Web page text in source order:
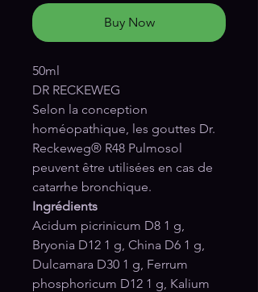
Buy Now
50ml
DR RECKEWEG
Selon la conception
homéopathique, les gouttes Dr.
Reckeweg® R48 Pulmosol
peuvent être utilisées en cas de
catarrhe bronchique.
Ingrédients
Acidum picrinicum D8 1 g,
Bryonia D12 1 g, China D6 1 g,
Dulcamara D30 1 g, Ferrum
phosphoricum D12 1 g, Kalium